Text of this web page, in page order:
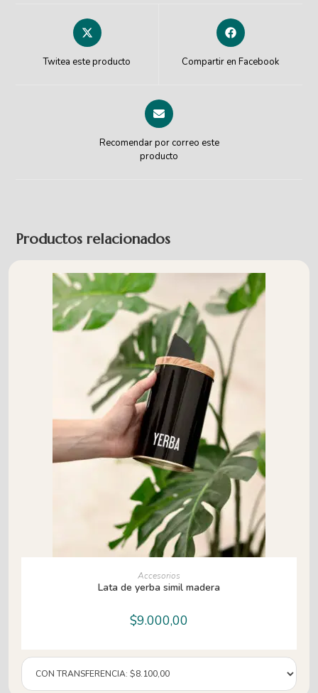
Twitea este producto Compartir en Facebook
Recomendar por correo este
producto
Productos relacionados
AÑADIR AL CARRITO
Accesorios
Lata de yerba simil madera
$9.000,00